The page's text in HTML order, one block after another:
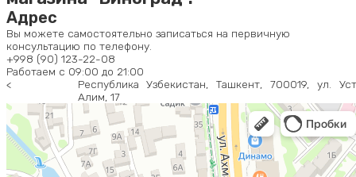
Адрес
Вы можете самостоятельно записаться на первичную
консультацию по телефону.
+998 (90) 123-22-08
Работаем с 09:00 до 21:00
Республика Узбекистан, Ташкент, 700019, ул.
Алим, 17
<